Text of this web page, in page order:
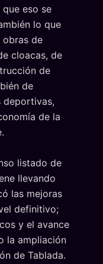
eso se
lo que
obras de
cloacas, de
de
de
deportivas,
de la
listado de
llevando
las mejoras
definitivo;
y el avance
la ampliación
de Tablada.